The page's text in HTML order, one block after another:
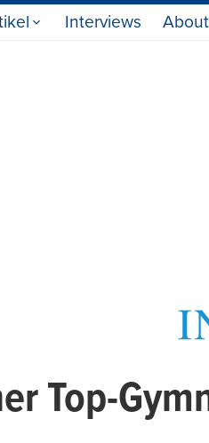
Interviews About
Top-